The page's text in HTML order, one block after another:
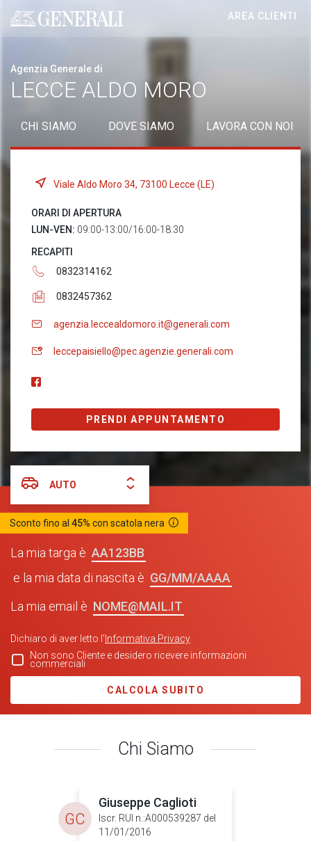
Generali logo
AREA CLIENTI
Agenzia Generale di
LECCE ALDO MORO
CHI SIAMO DOVE SIAMO LAVORA CON NOI
Viale Aldo Moro 34, 73100 Lecce (LE)
ORARI DI APERTURA
LUN-VEN: 09:00-13:00/16:00-18:30
RECAPITI
0832314162
0832457362
agenzia.leccealdomoro.it@generali.com
leccepaisiello@pec.agenzie.generali.com
PRENDI APPUNTAMENTO
AUTO
Sconto fino al 45% con scatola nera
La mia targa è
AA123BB
e la mia data di nascita è
GG/MM/AAAA
La mia email è NOME@MAIL.IT
Dichiaro di aver letto l' Informativa Privacy
Non sono Cliente e desidero ricevere informazioni
commerciali
CALCOLA SUBITO
Chi Siamo
Giuseppe Caglioti
Iscr. RUI n.:A000539287 del
11/01/2016
GC